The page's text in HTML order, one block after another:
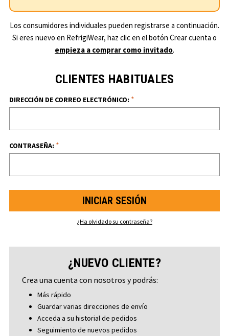
Los consumidores individuales pueden registrarse a continuación.
Si eres nuevo en RefrigiWear, haz clic en el botón Crear cuenta o
empieza a comprar como invitado.
CLIENTES HABITUALES
DIRECCIÓN DE CORREO ELECTRÓNICO: *
CONTRASEÑA: *
¿Ha olvidado su contraseña?
¿NUEVO CLIENTE?
Crea una cuenta con nosotros y podrás:
Más rápido
Guardar varias direcciones de envío
Acceda a su historial de pedidos
Seguimiento de nuevos pedidos